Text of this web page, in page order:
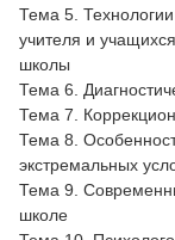
Тема 5.
учителя и
школы
Тема 6.
Тема 7.
Тема 8.
экстремальных
Тема 9.
школе